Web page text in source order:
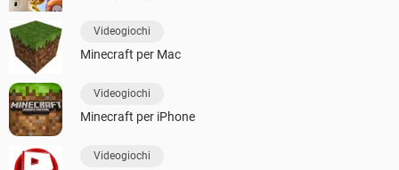
Videogiochi
Minecraft per Mac
Videogiochi
Minecraft per iPhone
Videogiochi